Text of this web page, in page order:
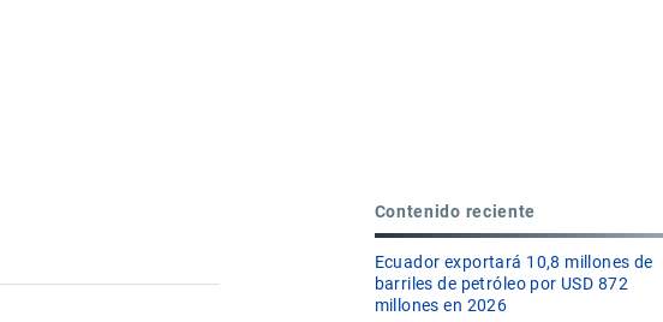
Contenido reciente
Ecuador exportará 10,8 millones de
barriles de petróleo por USD 872
millones en 2026